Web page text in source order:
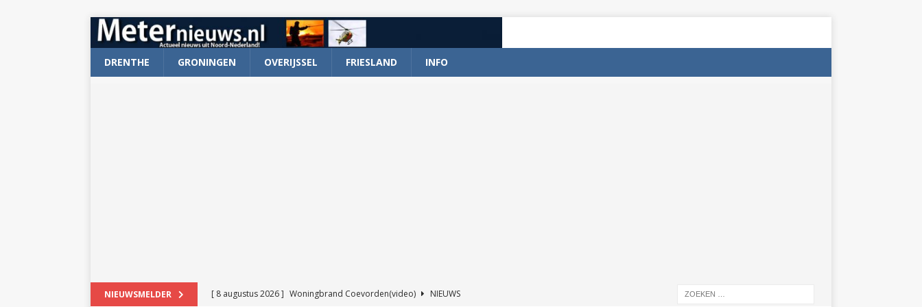
DRENTHE GRONINGEN OVERIJSSEL FRIESLAND INFO
NIEUWSMELDER [ 8 augustus 2026 ] Woningbrand Coevorden(video)
NIEUWS